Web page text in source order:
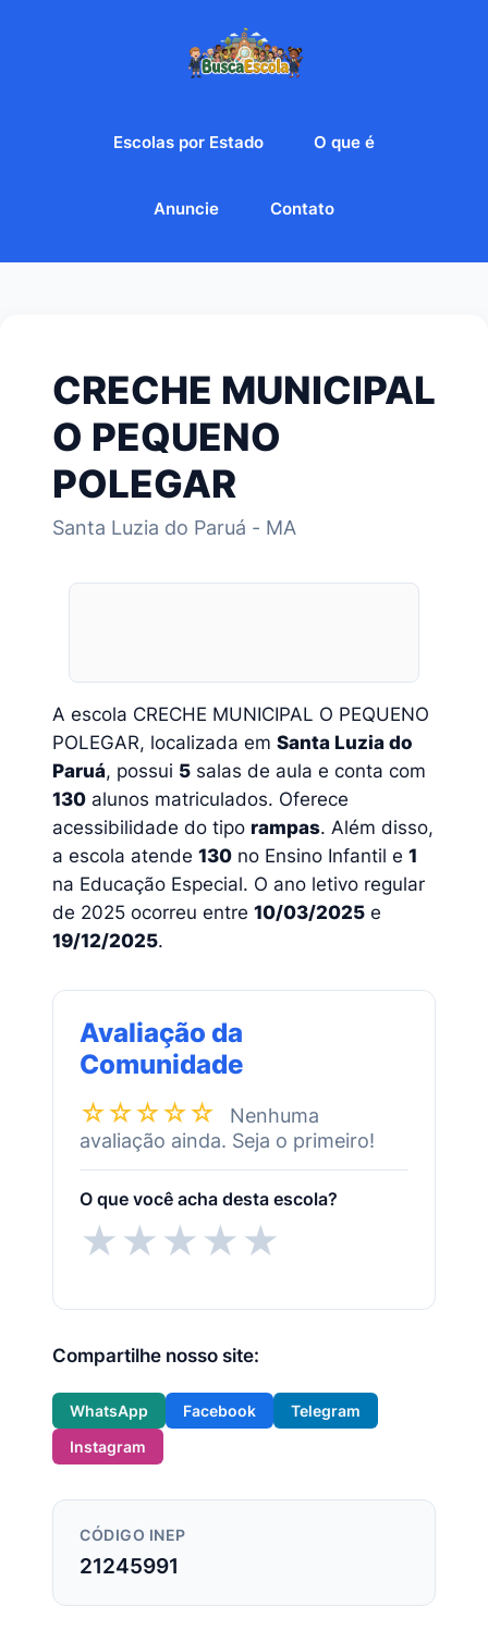
Escolas por Estado O que é
Anuncie Contato
CRECHE MUNICIPAL
O PEQUENO
POLEGAR
Santa Luzia do Paruá - MA
A escola CRECHE MUNICIPAL O PEQUENO
POLEGAR, localizada em Santa Luzia do
Paruá, possui 5 salas de aula e conta com
130 alunos matriculados. Oferece
acessibilidade do tipo rampas. Além disso,
a escola atende 130 no Ensino Infantil e 1
na Educação Especial. O ano letivo regular
de 2025 ocorreu entre 10/03/2025 e
19/12/2025.
Avaliação da
Comunidade
☆☆☆☆☆
Nenhuma
avaliação ainda. Seja o primeiro!
O que você acha desta escola?
★★★★★
Compartilhe nosso site:
WhatsApp Facebook
Telegram
Instagram
CÓDIGO INEP
21245991